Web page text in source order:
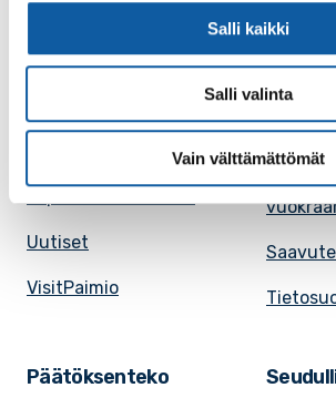
Salli kaikki
Salli valinta
Vain välttämättömät
SunPaimio -
Uutiset
VisitPaimio
laskut
Päätöksenteko